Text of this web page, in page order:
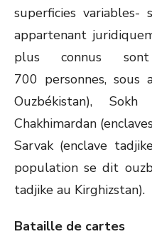
superficies
appartenant
plus connus
700 personnes, sous
Ouzbékistan),
Chakhimardan
Sarvak (enclave
population se dit
tadjike au Kirghizstan).
Bataille de cartes